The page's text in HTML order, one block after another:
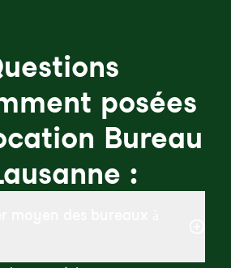
posées
Bureau
: